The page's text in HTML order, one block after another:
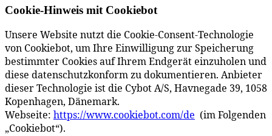
Cookie-Hinweis mit Cookiebot
Unsere Website nutzt die Cookie-Consent-Technologie
von Cookiebot, um Ihre Einwilligung zur Speicherung
bestimmter Cookies auf Ihrem Endgerät einzuholen und
diese datenschutzkonform zu dokumentieren. Anbieter
dieser Technologie ist die Cybot A/S, Havnegade 39, 1058
Kopenhagen, Dänemark.
Webseite: https://www.cookiebot.com/de (im Folgenden
„Cookiebot“).